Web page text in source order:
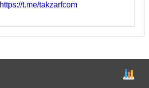
https://t.me/takzarfcom